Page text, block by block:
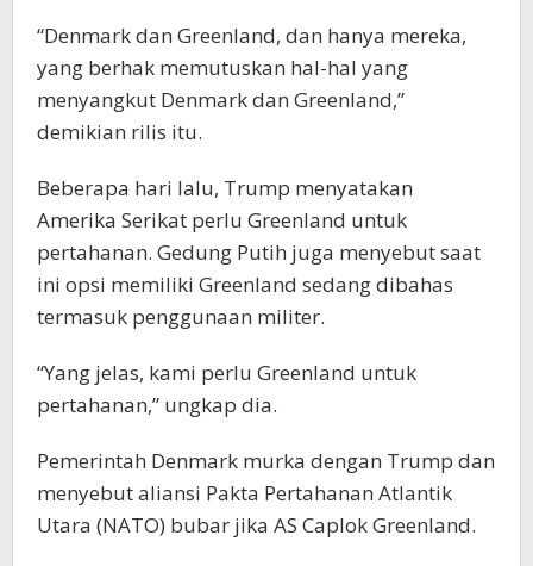
“Denmark dan Greenland, dan hanya mereka,
yang berhak memutuskan hal-hal yang
menyangkut Denmark dan Greenland,”
demikian rilis itu.
Beberapa hari lalu, Trump menyatakan
Amerika Serikat perlu Greenland untuk
pertahanan. Gedung Putih juga menyebut saat
ini opsi memiliki Greenland sedang dibahas
termasuk penggunaan militer.
“Yang jelas, kami perlu Greenland untuk
pertahanan,” ungkap dia.
Pemerintah Denmark murka dengan Trump dan
menyebut aliansi Pakta Pertahanan Atlantik
Utara (NATO) bubar jika AS Caplok Greenland.